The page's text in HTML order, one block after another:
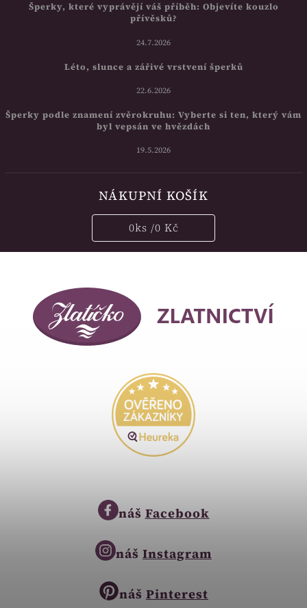
Šperky, které vyprávějí váš příběh: Objevíte kouzlo
přívěsků?
24.7.2026
Léto, slunce a zářivé vrstvení šperků
22.6.2026
Šperky podle znamení zvěrokruhu: Vyberte si ten, který vám
byl vepsán ve hvězdách
19.5.2026
NÁKUPNÍ KOŠÍK
0ks /0 Kč
náš Facebook
náš Instagram
náš Pinterest